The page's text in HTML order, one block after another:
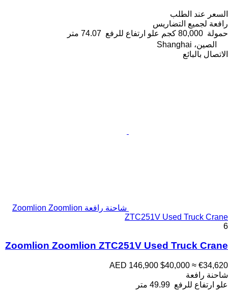
السعر عند الطلب
رافعة لجميع التضاريس
حمولة 80,000 كجم علو ارتفاع للرفع 74.07 متر
الصين، Shanghai
الاتصال بالبائع
شاحنة رافعة Zoomlion Zoomlion
ZTC251V Used Truck Crane
6
Zoomlion Zoomlion ZTC251V Used Truck Crane
AED 146,900 $40,000 ≈ €34,620
شاحنة رافعة
علو ارتفاع للرفع 49.99 متر